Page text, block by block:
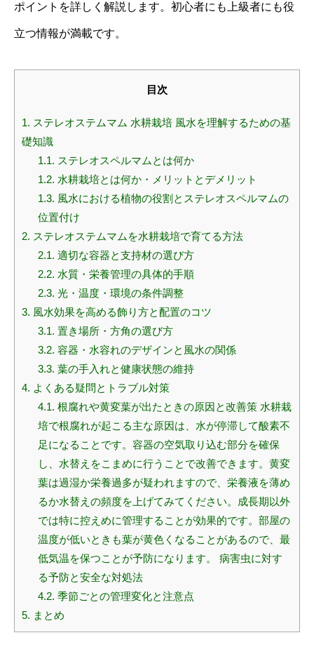
ポイントを詳しく解説します。初心者にも上級者にも役
立つ情報が満載です。
目次
1. ステレオステムマム 水耕栽培 風水を理解するための基
礎知識
1.1. ステレオスペルマムとは何か
1.2. 水耕栽培とは何か・メリットとデメリット
1.3. 風水における植物の役割とステレオスペルマムの
位置付け
2. ステレオステムマムを水耕栽培で育てる方法
2.1. 適切な容器と支持材の選び方
2.2. 水質・栄養管理の具体的手順
2.3. 光・温度・環境の条件調整
3. 風水効果を高める飾り方と配置のコツ
3.1. 置き場所・方角の選び方
3.2. 容器・水容れのデザインと風水の関係
3.3. 葉の手入れと健康状態の維持
4. よくある疑問とトラブル対策
4.1. 根腐れや黄変葉が出たときの原因と改善策 水耕栽
培で根腐れが起こる主な原因は、水が停滞して酸素不
足になることです。容器の空気取り込む部分を確保
し、水替えをこまめに行うことで改善できます。黄変
葉は過湿か栄養過多が疑われますので、栄養液を薄め
るか水替えの頻度を上げてみてください。成長期以外
では特に控えめに管理することが効果的です。部屋の
温度が低いときも葉が黄色くなることがあるので、最
低気温を保つことが予防になります。 病害虫に対す
る予防と安全な対処法
4.2. 季節ごとの管理変化と注意点
5. まとめ